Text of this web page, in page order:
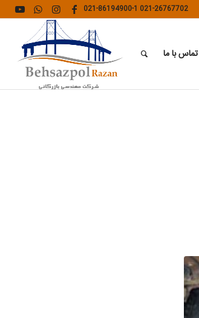
021-26767702
021-86194900-1
تماس با ما